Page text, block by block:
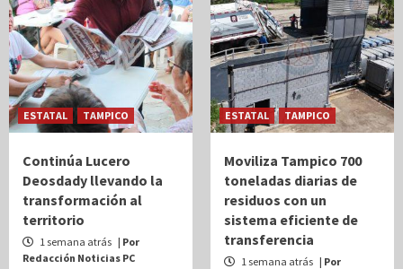
ESTATAL TAMPICO
Continúa Lucero
Deosdady llevando la
transformación al
territorio
1 semana atrás | Por
Redacción Noticias PC
ESTATAL TAMPICO
Moviliza Tampico 700
toneladas diarias de
residuos con un
sistema eficiente de
transferencia
1 semana atrás | Por